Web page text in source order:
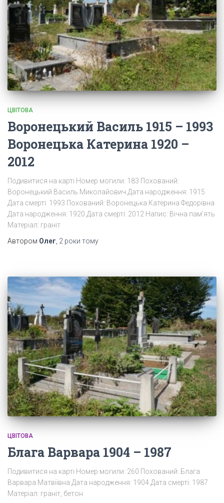
ЦВІТОВА
Воронецький Василь 1915 – 1993
Воронецька Катерина 1920 –
2012
Подивитися на карті Номер могили: 183 Похований:
Воронецький Василь Миколайович Дата народження: 1915
Дата смерті: 1993 Похований: Воронецька Катерина Федорівна
Дата народження: 1920 Дата смерті: 2012 Напис: Вічна пам’ять
Матеріал: граніт
Автором Олег 2 роки тому
ЦВІТОВА
Блага Варвара 1904 – 1987
Подивитися на карті Номер могили: 260 Похований: Блага
Варвара Матвіївна Дата народження: 1904 Дата смерті: 1987
Матеріал: граніт, бетон